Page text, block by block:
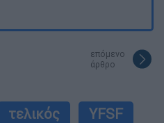
επόμενο
άρθρο
τελικός
YFSF